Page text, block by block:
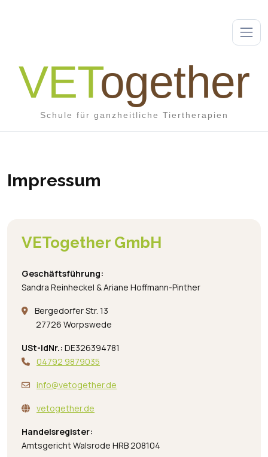
VETogether
Schule für ganzheitliche Tiertherapien
Impressum
VETogether GmbH
Geschäftsführung:
Sandra Reinheckel & Ariane Hoffmann-Pinther
Bergedorfer Str. 13
27726 Worpswede
USt-IdNr.: DE326394781
04792 9879035
info@vetogether.de
vetogether.de
Handelsregister:
Amtsgericht Walsrode HRB 208104